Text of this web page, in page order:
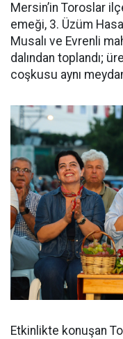
Mersin’in Toroslar
emeği, 3. Üzüm
Musalı ve Evrenli
dalından toplandı;
coşkusu aynı
Etkinlikte konuşan